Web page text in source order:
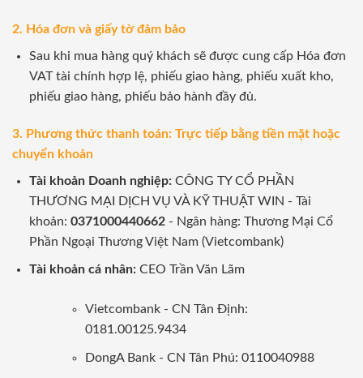
2. Hóa đơn và giấy tờ đảm bảo
Sau khi mua hàng quý khách sẽ được cung cấp Hóa đơn
VAT tài chính hợp lệ, phiếu giao hàng, phiếu xuất kho,
phiếu giao hàng, phiếu bảo hành đầy đủ.
3. Phương thức thanh toán: Trực tiếp bằng tiền mặt hoặc
chuyển khoản
Tài khoản Doanh nghiệp:CÔNG TY CỔ PHẦN
THƯƠNG MẠI DỊCH VỤ VÀ KỸ THUẬT WIN - Tài
khoản: 0371000440662- Ngân hàng: Thương Mại Cổ
Phần Ngoại Thương Việt Nam (Vietcombank)
Tài khoản cá nhân: CEO Trần Văn Lãm
Vietcombank - CN Tân Định:
0181.00125.9434
DongA Bank - CN Tân Phú: 0110040988